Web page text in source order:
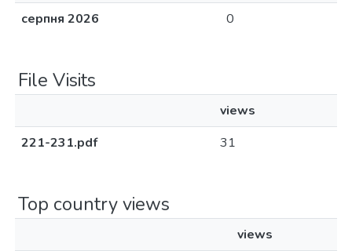
серпня 2026
0
File Visits
views
221-231.pdf
31
Top country views
views